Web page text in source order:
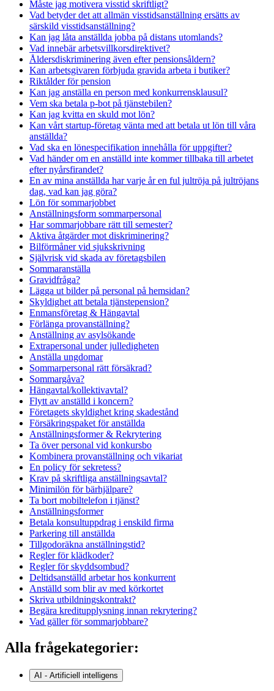
Måste jag motivera visstid skriftligt?
Vad betyder det att allmän visstidsanställning ersätts av
särskild visstidsanställning?
Kan jag låta anställda jobba på distans utomlands?
Vad innebär arbetsvillkorsdirektivet?
Åldersdiskriminering även efter pensionsåldern?
Kan arbetsgivaren förbjuda gravida arbeta i butiker?
Riktålder för pension
Kan jag anställa en person med konkurrensklausul?
Vem ska betala p-bot på tjänstebilen?
Kan jag kvitta en skuld mot lön?
Kan vårt startup-företag vänta med att betala ut lön till våra
anställda?
Vad ska en lönespecifikation innehålla för uppgifter?
Vad händer om en anställd inte kommer tillbaka till arbetet
efter nyårsfirandet?
En av mina anställda har varje år en ful jultröja på jultröjans
dag, vad kan jag göra?
Lön för sommarjobbet
Anställningsform sommarpersonal
Har sommarjobbare rätt till semester?
Aktiva åtgärder mot diskriminering?
Bilförmåner vid sjukskrivning
Självrisk vid skada av företagsbilen
Sommaranställa
Gravidfråga?
Lägga ut bilder på personal på hemsidan?
Skyldighet att betala tjänstepension?
Enmansföretag & Hängavtal
Förlänga provanställning?
Anställning av asylsökande
Extrapersonal under julledigheten
Anställa ungdomar
Sommarpersonal rätt försäkrad?
Sommargåva?
Hängavtal/kollektivavtal?
Flytt av anställd i koncern?
Företagets skyldighet kring skadestånd
Försäkringspaket för anställda
Anställningsformer & Rekrytering
Ta över personal vid konkursbo
Kombinera provanställning och vikariat
En policy för sekretess?
Krav på skriftliga anställningsavtal?
Minimilön för bärhjälpare?
Ta bort mobiltelefon i tjänst?
Anställningsformer
Betala konsultuppdrag i enskild firma
Parkering till anställda
Tillgodoräkna anställningstid?
Regler för klädkoder?
Regler för skyddsombud?
Deltidsanställd arbetar hos konkurrent
Anställd som blir av med körkortet
Skriva utbildningskontrakt?
Begära kreditupplysning innan rekrytering?
Vad gäller för sommarjobbare?
Alla frågekategorier:
AI - Artificiell intelligens